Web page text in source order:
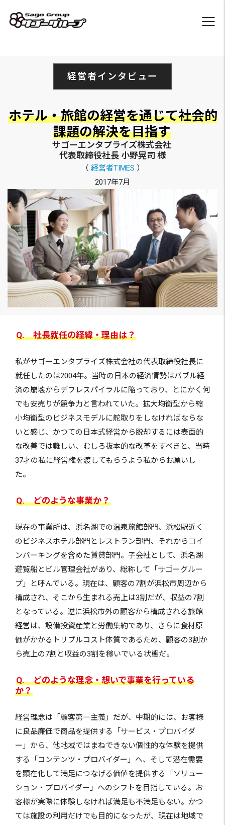
経営者インタビュー
ホテル・旅館の経営を通じて社会的
課題の解決を目指す
サゴーエンタプライズ株式会社
代表取締役社長 小野晃司 様
（ 経営者TIMES ）
2017年7月
Q. 社長就任の経緯・理由は？
私がサゴーエンタプライズ株式会社の代表取締役社長に
就任したのは2004年。当時の日本の経済情勢はバブル経
済の崩壊からデフレスパイラルに陥っており、とにかく何
でも安売りが競争力と言われていた。拡大均衡型から縮
小均衡型のビジネスモデルに舵取りをしなければならな
いと感じ、かつての日本式経営から脱却するには表面的
な改善では難しい、むしろ抜本的な改革をすべきと、当時
37才の私に経営権を渡してもらうよう私からお願いし
た。
Q. どのような事業か？
現在の事業所は、浜名湖での温泉旅館部門、浜松駅近く
のビジネスホテル部門とレストラン部門、それからコイ
ンパーキングを含めた賃貸部門。子会社として、浜名湖
遊覧船とビル管理会社があり、総称して「サゴーグルー
プ」と呼んでいる。現在は、顧客の7割が浜松市周辺から
構成され、そこから生まれる売上は3割だが、収益の7割
となっている。逆に浜松市外の顧客から構成される旅館
経営は、設備投資産業と労働集約であり、さらに食材原
価がかかるトリプルコスト体質であるため、顧客の3割か
ら売上の7割と収益の3割を稼いでいる状態だ。
Q. どのような理念・想いで事業を行っている
か？
経営理念は「顧客第一主義」だが、中期的には、お客様
に良品廉価で商品を提供する「サービス・プロバイダ
ー」から、他地域ではまねできない個性的な体験を提供
する「コンテンツ・プロバイダー」へ、そして潜在需要
を顕在化して満足につなげる価値を提供する「ソリュー
ション・プロバイダー」へのシフトを目指している。お
客様が実際に体験しなければ満足も不満足もない。かつ
ては施設の利用だけでも目的になったが、現在は地域で